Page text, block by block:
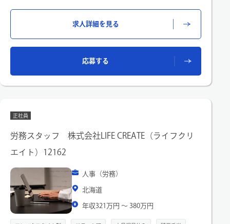
(雇入れ直後)人事労務部労務課（所属部門）に関わる業務全般及
求人詳細を見る
応募する
正社員
労務スタッフ 株式会社LIFE CREATE（ライフクリ
エイト）12162
人事（労務）
北海道
年収321万円 〜 380万円